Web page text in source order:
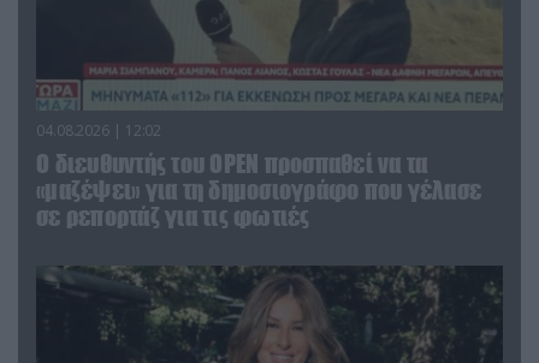
04.08.2026 | 12:02
O διευθυντής του OPEN προσπαθεί να τα
«μαζέψει» για τη δημοσιογράφο που γέλασε
σε ρεπορτάζ για τις φωτιές